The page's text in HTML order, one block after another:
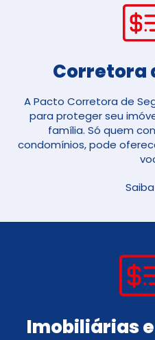
Corretora
A Pacto Corretora de
para proteger seu
família. Só quem
condomínios, pode
Imobiliárias